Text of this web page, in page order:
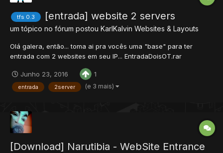
tfs 0.3 [entrada] website 2 servers
um tópico no fórum postou KarlKalvin Websites & Layouts
Olá galera, então... toma ai pra vocês uma "base" para ter
entrada com 2 websites em seu IP... EntradaDoisOT.rar
Index.HTM em bloco de notas/notepad++, como preferir Vai
procurar por: E em cima onde está e...
Junho 23, 2016 1
entrada 2server (e 3 mais)
[Download] Narutibia - WebSite Entrance